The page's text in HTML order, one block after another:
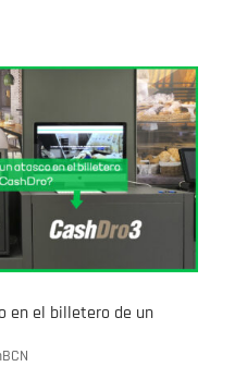
en el billetero de un